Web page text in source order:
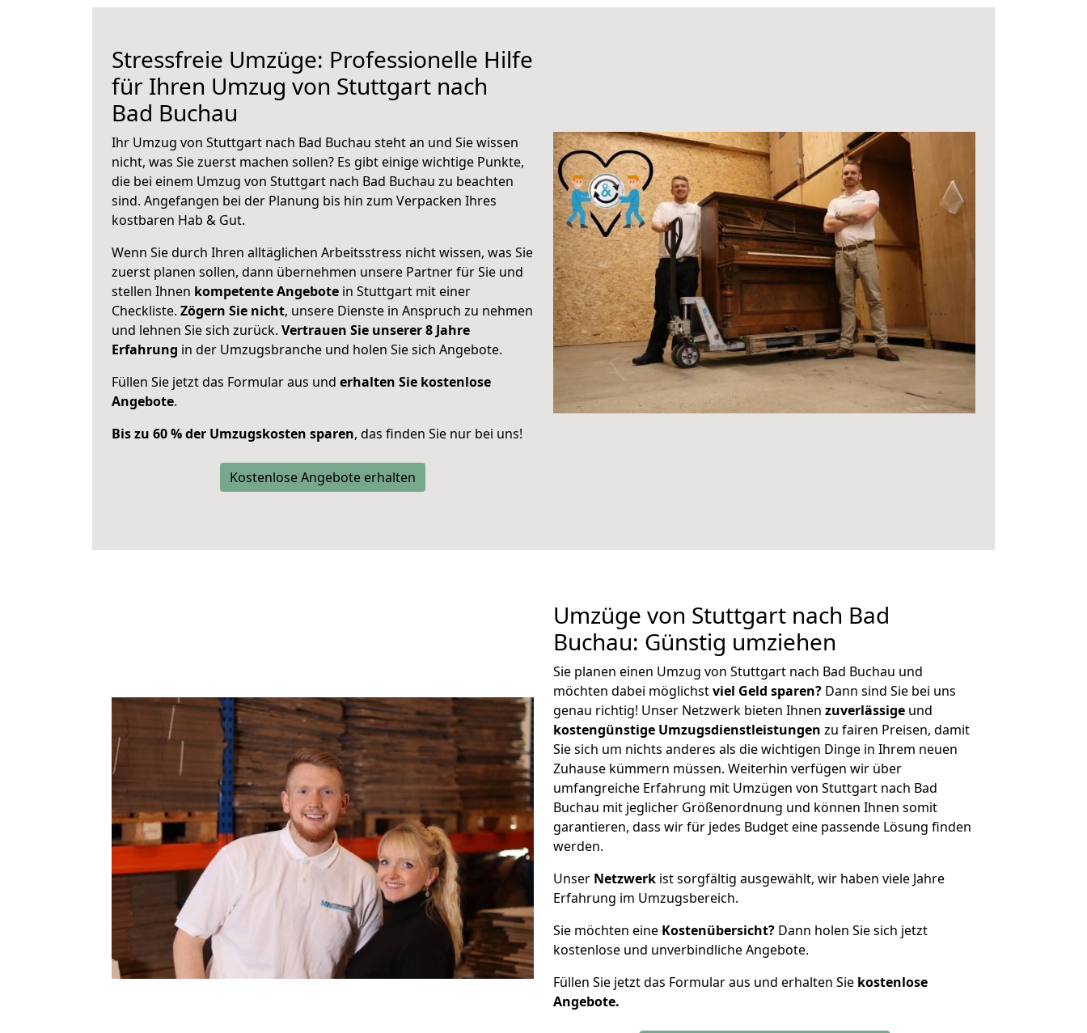
Stressfreie Umzüge: Professionelle Hilfe
für Ihren Umzug von Stuttgart nach
Bad Buchau
Ihr Umzug von Stuttgart nach Bad Buchau steht an und Sie wissen
nicht, was Sie zuerst machen sollen? Es gibt einige wichtige Punkte,
die bei einem Umzug von Stuttgart nach Bad Buchau zu beachten
sind. Angefangen bei der Planung bis hin zum Verpacken Ihres
kostbaren Hab & Gut.
Wenn Sie durch Ihren alltäglichen Arbeitsstress nicht wissen, was Sie
zuerst planen sollen, dann übernehmen unsere Partner für Sie und
stellen Ihnen kompetente Angebote in Stuttgart mit einer
Checkliste. Zögern Sie nicht, unsere Dienste in Anspruch zu nehmen
und lehnen Sie sich zurück. Vertrauen Sie unserer 8 Jahre
Erfahrung in der Umzugsbranche und holen Sie sich Angebote.
Füllen Sie jetzt das Formular aus und erhalten Sie kostenlose
Angebote.
Bis zu 60 % der Umzugskosten sparen, das finden Sie nur bei uns!
Kostenlose Angebote erhalten
Umzüge von Stuttgart nach Bad
Buchau: Günstig umziehen
Sie planen einen Umzug von Stuttgart nach Bad Buchau und
möchten dabei möglichstviel Geld sparen? Dann sind Sie bei uns
genau richtig! Unser Netzwerk bieten Ihnen zuverlässige und
kostengünstige Umzugsdienstleistungen zu fairen Preisen, damit
Sie sich um nichts anderes als die wichtigen Dinge in Ihrem neuen
Zuhause kümmern müssen. Weiterhin verfügen wir über
umfangreiche Erfahrung mit Umzügen von Stuttgart nach Bad
Buchau mit jeglicher Größenordnung und können Ihnen somit
garantieren, dass wir für jedes Budget eine passende Lösung finden
werden.
Unser Netzwerk ist sorgfältig ausgewählt, wir haben viele Jahre
Erfahrung im Umzugsbereich.
Sie möchten eine Kostenübersicht? Dann holen Sie sich jetzt
kostenlose und unverbindliche Angebote.
Füllen Sie jetzt das Formular aus und erhalten Sie kostenlose
Angebote.